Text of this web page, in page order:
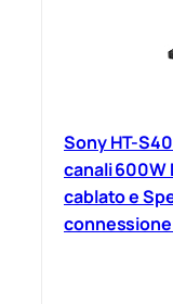
Sony HT-
canali 600W
cablato e